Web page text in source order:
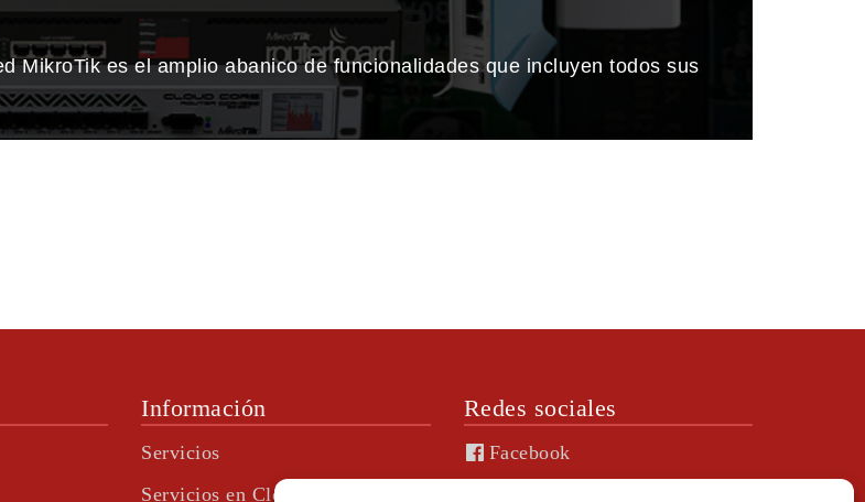
MikroTik es el amplio abanico de funcionalidades que incluyen todos sus
Información
Servicios
Servicios en Cloud
Redes sociales
Facebook